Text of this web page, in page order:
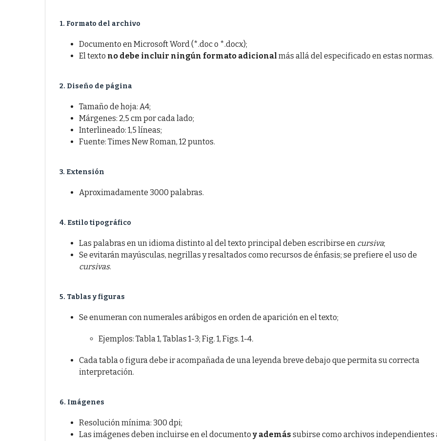
1. Formato del archivo
Documento en Microsoft Word (*.doc o *.docx);
El texto no debe incluir ningún formato adicional más allá del especificado en estas normas.
2. Diseño de página
Tamaño de hoja: A4;
Márgenes: 2,5 cm por cada lado;
Interlineado: 1,5 líneas;
Fuente: Times New Roman, 12 puntos.
3. Extensión
Aproximadamente 3000 palabras.
4. Estilo tipográfico
Las palabras en un idioma distinto al del texto principal deben escribirse en cursiva;
Se evitarán mayúsculas, negrillas y resaltados como recursos de énfasis; se prefiere el uso de
cursivas.
5. Tablas y figuras
Se enumeran con numerales arábigos en orden de aparición en el texto;
Ejemplos: Tabla 1, Tablas 1-3; Fig. 1, Figs. 1-4.
Cada tabla o figura debe ir acompañada de una leyenda breve debajo que permita su correcta
interpretación.
6. Imágenes
Resolución mínima: 300 dpi;
Las imágenes deben incluirse en el documento y además subirse como archivos independientes